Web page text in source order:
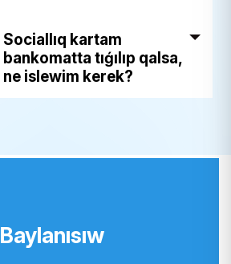
Sociallıq kartam
bankomatta tıǵılıp qalsa,
ne islewim kerek?
Baylanısıw